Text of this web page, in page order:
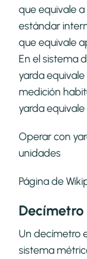
que equivale
estándar
que equivale
En el sistema
yarda equivale
medición
yarda equivale
Operar con
unidades
Página de
Decímetro
Un decímetro
sistema